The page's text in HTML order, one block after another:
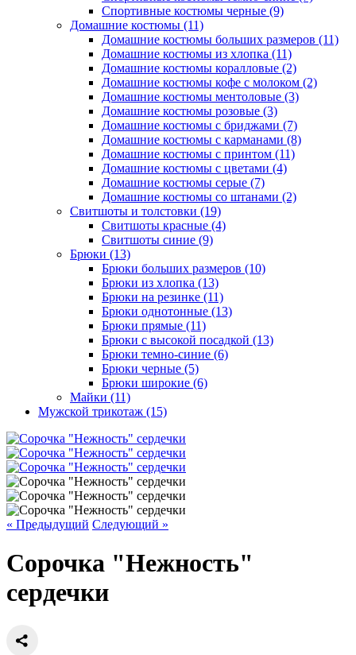
Спортивные костюмы черные (9)
Домашние костюмы (11)
Домашние костюмы больших размеров (11)
Домашние костюмы из хлопка (11)
Домашние костюмы коралловые (2)
Домашние костюмы кофе с молоком (2)
Домашние костюмы ментоловые (3)
Домашние костюмы розовые (3)
Домашние костюмы с бриджами (7)
Домашние костюмы с карманами (8)
Домашние костюмы с принтом (11)
Домашние костюмы с цветами (4)
Домашние костюмы серые (7)
Домашние костюмы со штанами (2)
Свитшоты и толстовки (19)
Свитшоты красные (4)
Свитшоты синие (9)
Брюки (13)
Брюки больших размеров (10)
Брюки из хлопка (13)
Брюки на резинке (11)
Брюки однотонные (13)
Брюки прямые (11)
Брюки с высокой посадкой (13)
Брюки темно-синие (6)
Брюки черные (5)
Брюки широкие (6)
Майки (11)
Мужской трикотаж (15)
« Предыдущий Следующий »
Сорочка "Нежность"
сердечки